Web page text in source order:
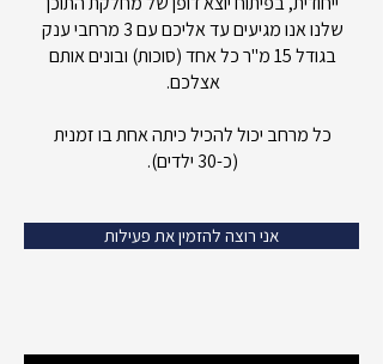
שלנו אנו מגיעים עד אליכם עם 3 מרחבי ענק
בגודל 15 מ"ר כל אחד (סוכות) ובונים אותם
אצלכם.
כל מרחב יכול להכיל כיתה אחת בו זמנית
(כ-30 ילדים).
אני רוצה להזמין את פעילות